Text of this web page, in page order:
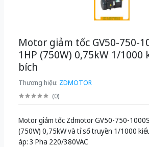
Motor giảm tốc GV50-750-
1HP (750W) 0,75kW 1/1000
bích
Thương hiệu: ZDMOTOR
(0)
Motor giảm tốc Zdmotor GV50-750-
(750W) 0,75kW và tỉ số truyền 1/1000
áp: 3 Pha 220/380VAC